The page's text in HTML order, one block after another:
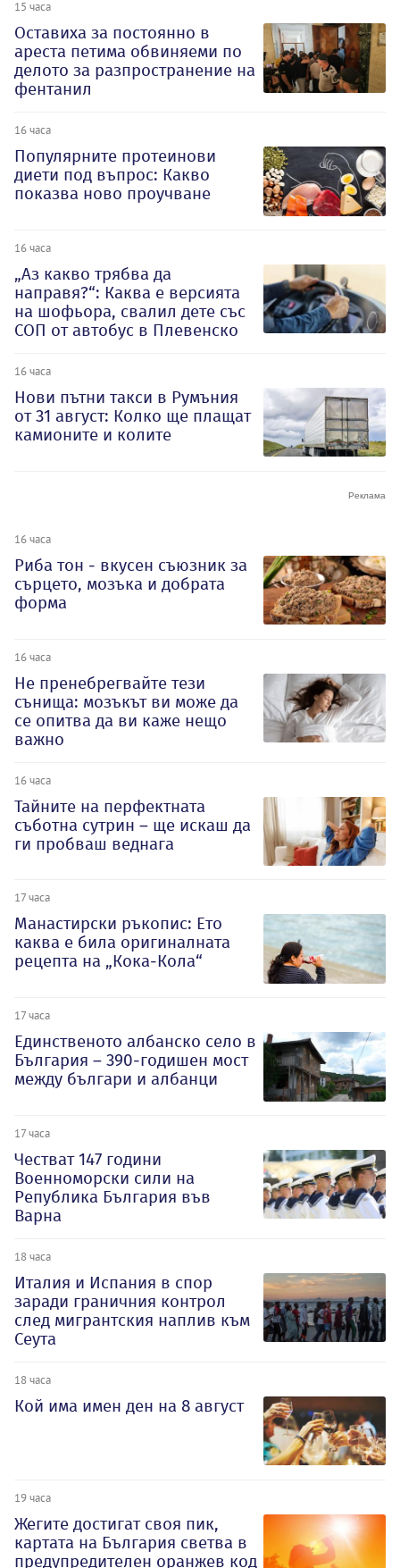
15 часа
Оставиха за постоянно в
ареста петима обвиняеми по
делото за разпространение на
фентанил
16 часа
Популярните протеинови
диети под въпрос: Какво
показва ново проучване
16 часа
„Аз какво трябва да
направя?“: Каква е версията
на шофьора, свалил дете със
СОП от автобус в Плевенско
16 часа
Нови пътни такси в Румъния
от 31 август: Колко ще плащат
камионите и колите
16 часа
Риба тон - вкусен съюзник за
сърцето, мозъка и добрата
форма
16 часа
Не пренебрегвайте тези
сънища: мозъкът ви може да
се опитва да ви каже нещо
важно
16 часа
Тайните на перфектната
съботна сутрин – ще искаш да
ги пробваш веднага
17 часа
Манастирски ръкопис: Ето
каква е била оригиналната
рецепта на „Кока-Кола“
17 часа
Единственото албанско село в
България – 390-годишен мост
между българи и албанци
17 часа
Честват 147 години
Военноморски сили на
Република България във
Варна
18 часа
Италия и Испания в спор
заради граничния контрол
след мигрантския наплив към
Сеута
18 часа
Кой има имен ден на 8 август
19 часа
Жегите достигат своя пик,
картата на България светва в
предупредителен оранжев код